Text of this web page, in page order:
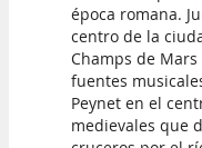
época romana.
centro de la
Champs de
fuentes
Peynet en el
medievales que